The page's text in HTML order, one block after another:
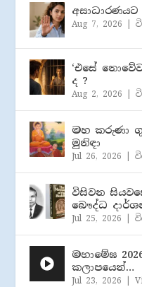
Aug 7, 2026 |
‘එසේ
ද ?
Aug 2, 2026 |
මහ කරුණා
මුනිඳා
Jul 26, 2026 |
විසිවන
බෞද්ධ
Jul 25, 2026 |
මහාමේඝ
කලාපයෙන්…
Jul 23, 2026 |